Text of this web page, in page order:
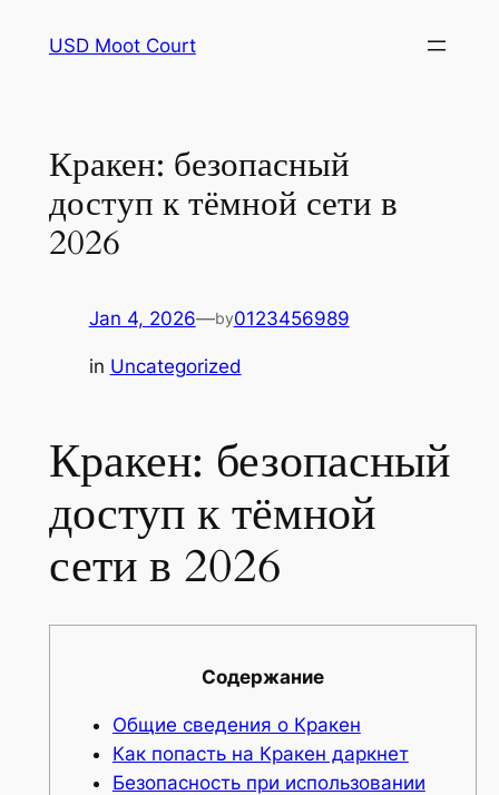
USD Moot Court
Кракен: безопасный
доступ к тёмной сети в
2026
Jan 4, 2026—by0123456989
in Uncategorized
Кракен: безопасный
доступ к тёмной
сети в 2026
Содержание
Общие сведения о Кракен
Как попасть на Кракен даркнет
Безопасность при использовании